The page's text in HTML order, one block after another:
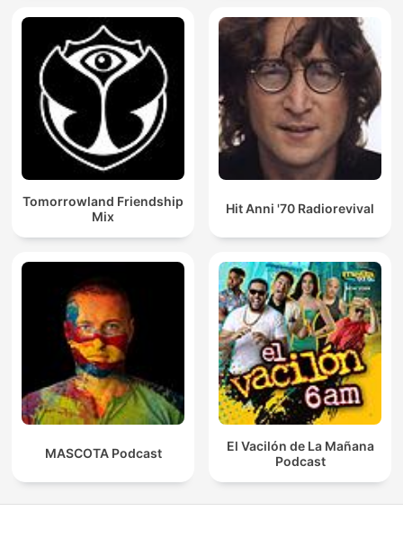
Tomorrowland Friendship
Mix
Hit Anni '70 Radiorevival
MASCOTA Podcast
El Vacilón de La Mañana
Podcast